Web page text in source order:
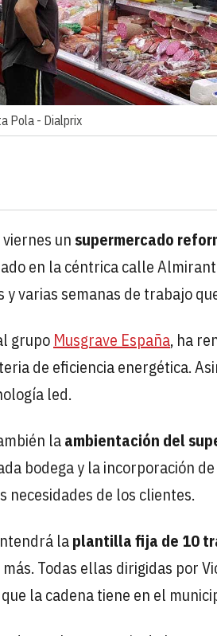
Pola - Dialprix
un supermercado
en la céntrica calle
varias semanas de trabajo
grupo Musgrave España, ha
de eficiencia energética.
led.
laambientación del
bodega y la incorporación
necesidades de los clientes.
laplantilla fija de 10
Todas ellas dirigidas por
la cadena tiene en el